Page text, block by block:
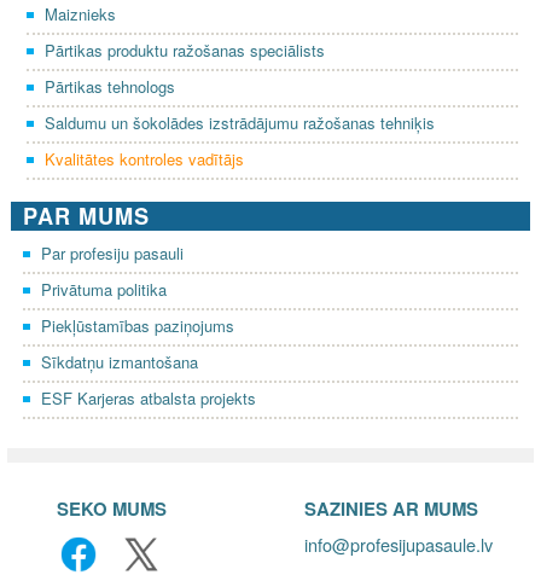
Maiznieks
Pārtikas produktu ražošanas speciālists
Pārtikas tehnologs
Saldumu un šokolādes izstrādājumu ražošanas tehniķis
Kvalitātes kontroles vadītājs
PAR MUMS
Par profesiju pasauli
Privātuma politika
Piekļūstamības paziņojums
Sīkdatņu izmantošana
ESF Karjeras atbalsta projekts
SEKO MUMS SAZINIES AR MUMS
info@profesijupasaule.lv